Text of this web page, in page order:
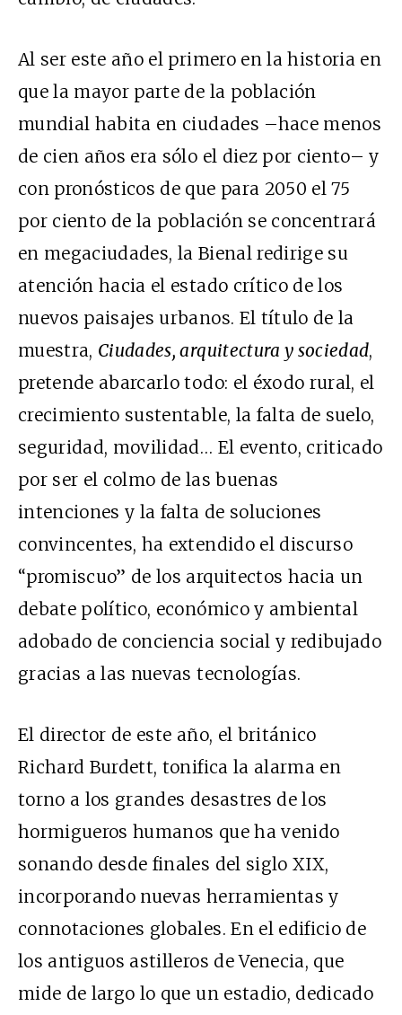
Al ser este año el primero en la historia en
que la mayor parte de la población
mundial habita en ciudades –hace menos
de cien años era sólo el diez por ciento– y
con pronósticos de que para 2050 el 75
por ciento de la población se concentrará
en megaciudades, la Bienal redirige su
atención hacia el estado crítico de los
nuevos paisajes urbanos. El título de la
muestra, Ciudades, arquitectura y sociedad,
pretende abarcarlo todo: el éxodo rural, el
crecimiento sustentable, la falta de suelo,
seguridad, movilidad… El evento, criticado
por ser el colmo de las buenas
intenciones y la falta de soluciones
convincentes, ha extendido el discurso
“promiscuo” de los arquitectos hacia un
debate político, económico y ambiental
adobado de conciencia social y redibujado
gracias a las nuevas tecnologías.
El director de este año, el británico
Richard Burdett, tonifica la alarma en
torno a los grandes desastres de los
hormigueros humanos que ha venido
sonando desde finales del siglo XIX,
incorporando nuevas herramientas y
connotaciones globales. En el edificio de
los antiguos astilleros de Venecia, que
mide de largo lo que un estadio, dedicado